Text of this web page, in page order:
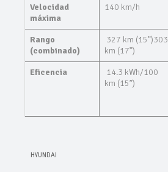
Velocidad
máxima
140 km/h
Rango
(combinado)
327 km (15”)303
km (17”)
Eficencia
14.3 kWh/100
km (15”)
HYUNDAI